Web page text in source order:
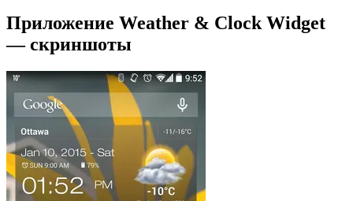
Приложение Weather & Clock Widget
— скриншоты